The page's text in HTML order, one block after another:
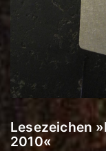
Lesezeichen
2010«